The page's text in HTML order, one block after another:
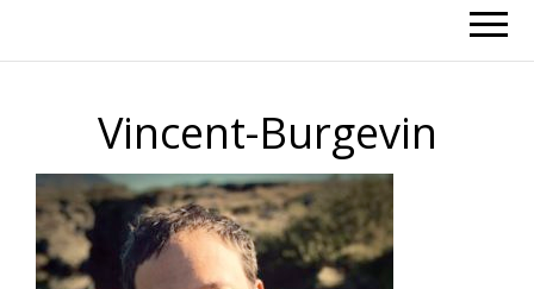
Vincent-Burgevin